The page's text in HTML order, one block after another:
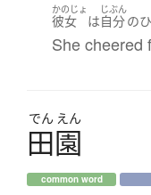
かのじょ
彼女 は
じぶん
自分の
She cheered
でん えん
田園
common word